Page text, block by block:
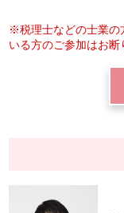
※税理士などの士業の
いる方のご参加はお断